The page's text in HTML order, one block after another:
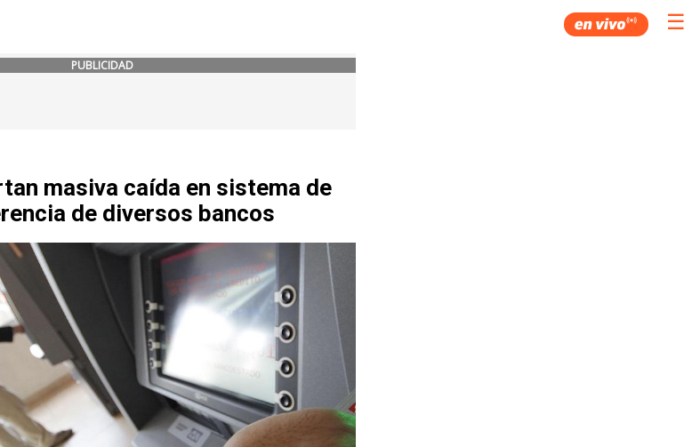
☰
PUBLICIDAD
masiva caída en sistema de
de diversos bancos